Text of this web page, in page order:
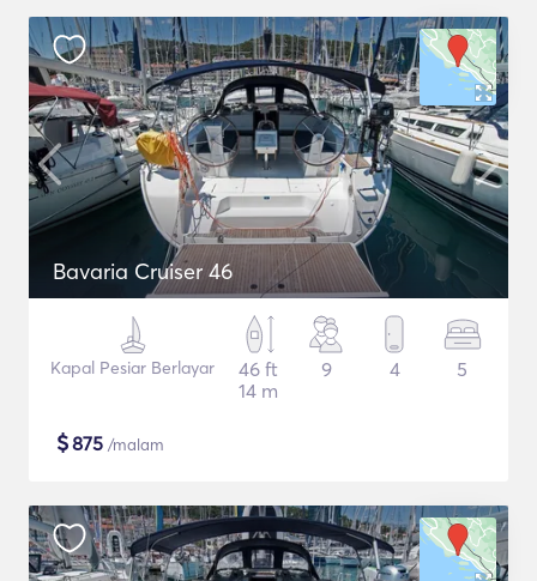
Bavaria Cruiser 46
Kapal Pesiar Berlayar
46 ft
14 m
9 4 5
$875 /malam